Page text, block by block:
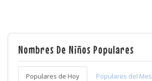
Nombres De Niños Populares
Populares de Hoy Populares del Mes